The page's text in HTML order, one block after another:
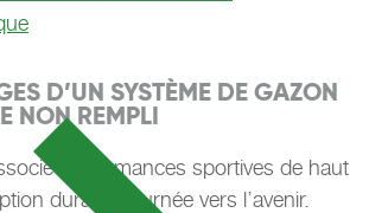
D’UN SYSTÈME DE GAZON
NON REMPLI
performances sportives de haut
durable tournée vers l’avenir.